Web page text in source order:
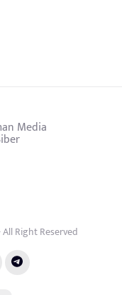
Media
Right Reserved